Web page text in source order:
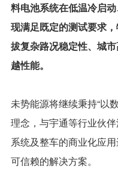
料电池系统在低温冷启
现满足既定的测试要求
拔复杂路况稳定性、城
越性能。
未势能源将继续秉持“以
理念，与宇通等行业伙
系统及整车的商业化应
可信赖的解决方案。